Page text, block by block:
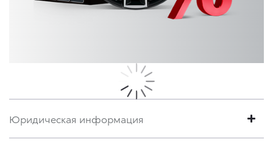
Юридическая информация